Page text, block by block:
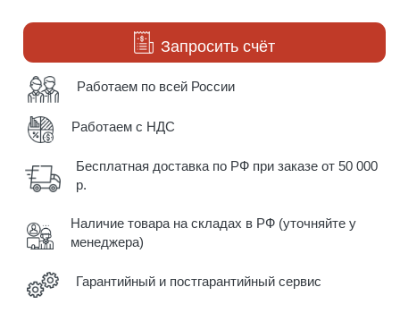
Запросить счёт
Работаем по всей России
Работаем с НДС
Бесплатная доставка по РФ при заказе от 50 000
р.
Наличие товара на складах в РФ (уточняйте у
менеджера)
Гарантийный и постгарантийный сервис